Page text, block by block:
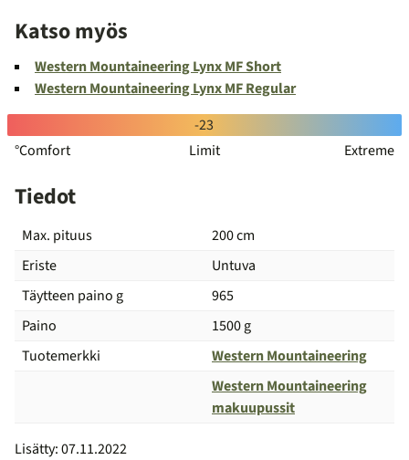
Katso myös
Western Mountaineering Lynx MF Short
Western Mountaineering Lynx MF Regular
Lämpötila-
arvot
-23
°Comfort
Limit Extreme
Tiedot
Max. pituus
200 cm
Eriste
Untuva
Täytteen paino g
965
Paino
1500 g
Tuotemerkki
Western Mountaineering
Western Mountaineering
makuupussit
Lisätty: 07.11.2022